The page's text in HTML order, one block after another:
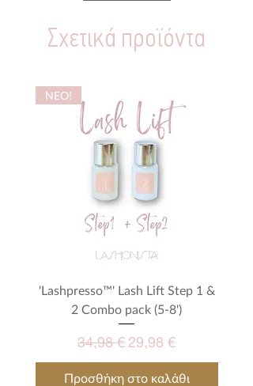
Σχετικά προϊόντα
NEO!
'Lashpresso™' Lash Lift Step 1 &
2 Combo pack (5-8')
Κανονική τιμή
34,98 € Τιμή Έκπτωσης
29,98 €
Προσθήκη στο καλάθι